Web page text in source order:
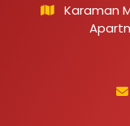
Karaman